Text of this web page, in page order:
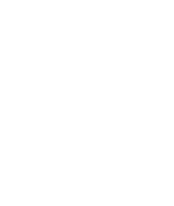
studio guidato dal Prof.
e finanziato da Parent
seguito i primi risultati che ci
di ricerca.
sono cellule presenti nel
una proprietà anti-
modulatoria. Queste
separa il compartimento